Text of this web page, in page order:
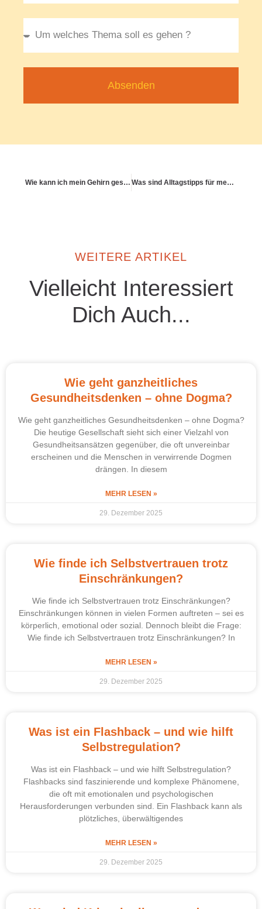
Absenden
Wie kann ich mein Gehirn gesund fordern und fördern? Was sind Alltagstipps für mehr Bewegung am Schreibtisch?
WEITERE ARTIKEL
Vielleicht Interessiert
Dich Auch...
Wie geht ganzheitliches
Gesundheitsdenken – ohne Dogma?
Wie geht ganzheitliches Gesundheitsdenken – ohne Dogma?
Die heutige Gesellschaft sieht sich einer Vielzahl von
Gesundheitsansätzen gegenüber, die oft unvereinbar
erscheinen und die Menschen in verwirrende Dogmen
drängen. In diesem
MEHR LESEN »
29. Dezember 2025
Wie finde ich Selbstvertrauen trotz
Einschränkungen?
Wie finde ich Selbstvertrauen trotz Einschränkungen?
Einschränkungen können in vielen Formen auftreten – sei es
körperlich, emotional oder sozial. Dennoch bleibt die Frage:
Wie finde ich Selbstvertrauen trotz Einschränkungen? In
MEHR LESEN »
29. Dezember 2025
Was ist ein Flashback – und wie hilft
Selbstregulation?
Was ist ein Flashback – und wie hilft Selbstregulation?
Flashbacks sind faszinierende und komplexe Phänomene,
die oft mit emotionalen und psychologischen
Herausforderungen verbunden sind. Ein Flashback kann als
plötzliches, überwältigendes
MEHR LESEN »
29. Dezember 2025